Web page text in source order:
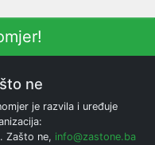
ne
je razvila i uređuje
Zašto ne, info@zastone.ba